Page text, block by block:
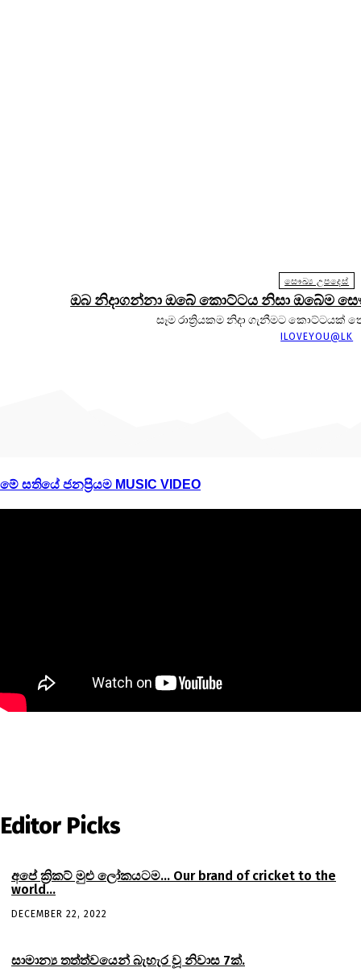
සෞඛ්‍ය උපදෙස්
ඔබ නිදාගන්නා ඔබේ කොට්ටය නිසා ඔබේම
සෑම රාත්‍රියකම නිදා ගැනීමට කොට්ටයක්
ILOVEYOU@LK
මේ සතියේ ජනප්‍රියම MUSIC VIDEO
Editor Picks
අපේ ක්‍රිකට් මුළු ලෝකයටම… Our brand of cricket to the
world…
DECEMBER 22, 2022
සාමාන්‍ය තත්ත්වයෙන් බැහැර වූ නිවාස 7ක්.